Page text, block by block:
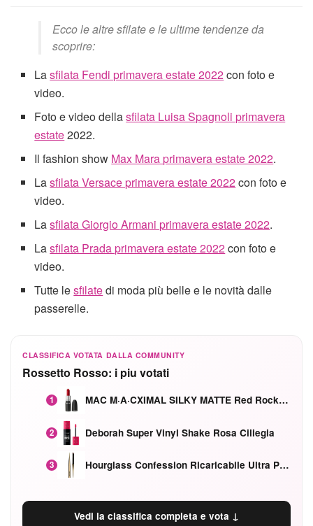
Ecco le altre sfilate e le ultime tendenze da
scoprire:
Lasfilata Fendi primavera estate 2022con foto e
video.
Foto e video dellasfilata Luisa Spagnoli primavera
estate2022.
Il fashion show Max Mara primavera estate 2022.
Lasfilata Versace primavera estate 2022con foto e
video.
Lasfilata Giorgio Armani primavera estate 2022.
Lasfilata Prada primavera estate 2022con foto e
video.
Tutte lesfilatedi moda più belle e le novità dalle
passerelle.
CLASSIFICA VOTATA DALLA COMMUNITY
Rossetto Rosso: i piu votati
1 MAC M·A·CXIMAL SILKY MATTE Red Rock mat
2 Deborah Super Vinyl Shake Rosa Ciliegia
3 Hourglass Confession Ricaricabile Ultra Preciso Ad Alta Intensità Secretly Classic Red
Vedi la classifica completa e vota ↓